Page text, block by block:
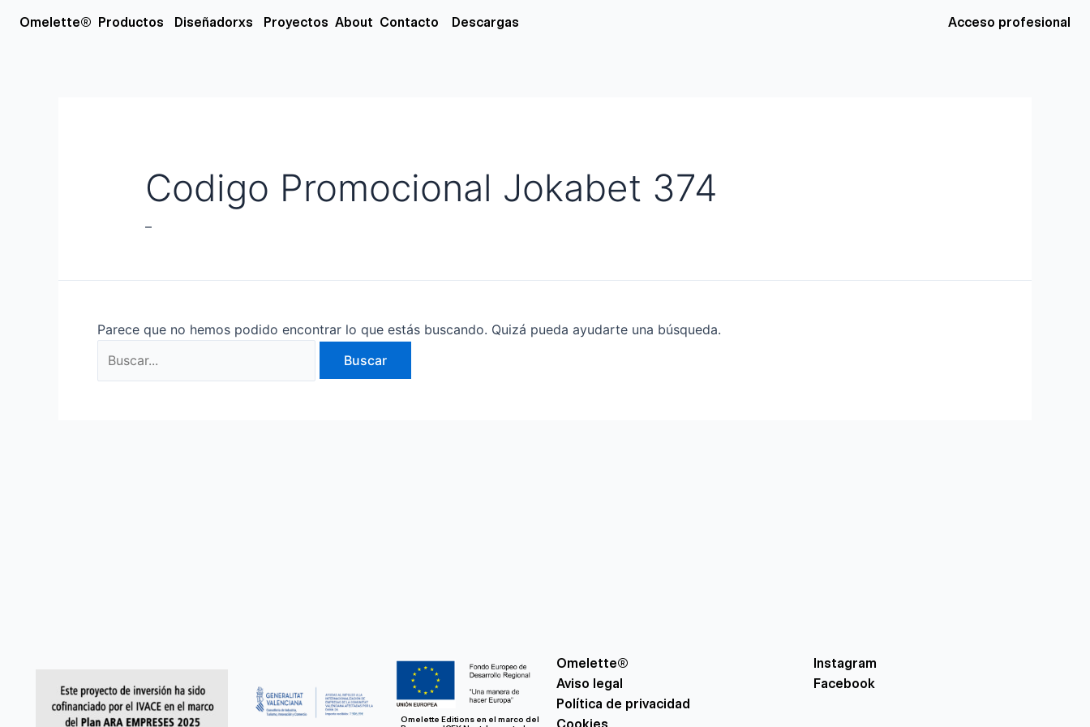
Omelette® Productos Open Productos
Diseñadorxs Open Diseñadorxs
Proyectos About Contacto Descargas Acceso profesional
Codigo Promocional Jokabet 374
–
Parece que no hemos podido encontrar lo que estás buscando. Quizá pueda ayudarte una búsqueda.
por:
Omelette Editions en el marco del
Omelette®
Aviso legal
Política de privacidad
Instagram
Facebook